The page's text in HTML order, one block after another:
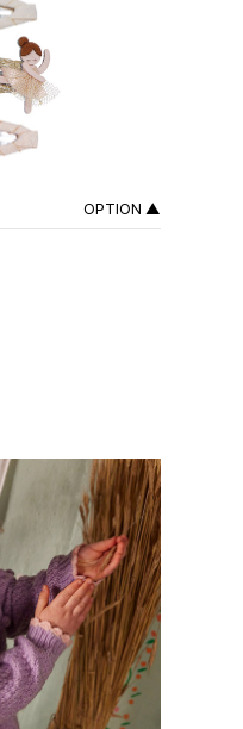
OPTION ▲